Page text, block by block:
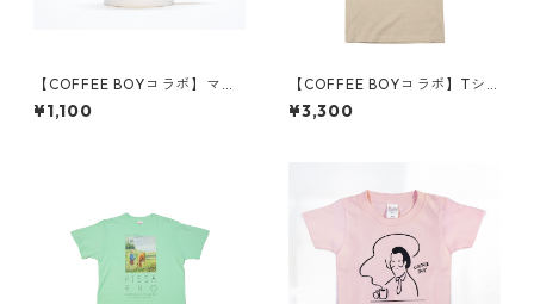
【COFFEE BOYコラボ】マグ
カップ
¥1,100
【COFFEE BOYコラボ】Tシ
ャツ
¥3,300